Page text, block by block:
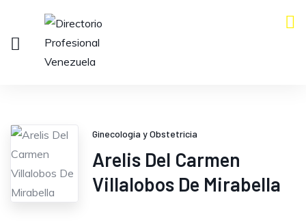
Ginecología y Obstetricia
Arelis Del Carmen
Villalobos De Mirabella